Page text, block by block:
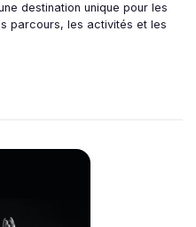
destination unique pour les
parcours, les activités et les